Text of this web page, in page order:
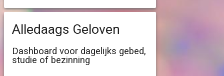
Alledaags Geloven
Dashboard voor dagelijks gebed,
studie of bezinning